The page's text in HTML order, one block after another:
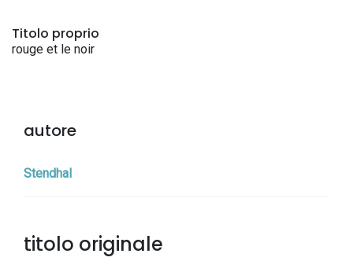
Titolo proprio
rouge et le noir
autore
Stendhal
titolo originale